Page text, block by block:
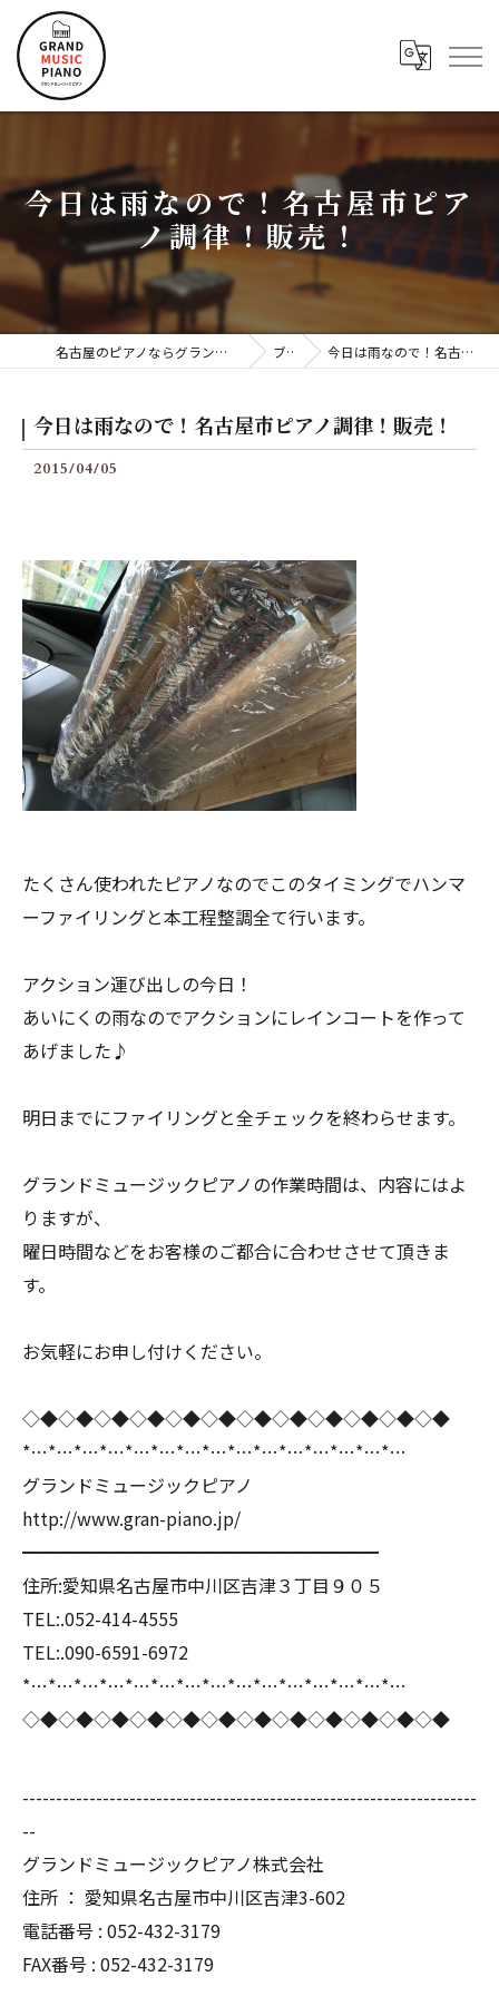
今日は雨なので！名古屋市ピア
ノ調律！販売！
名古屋のピアノならグランドミュージックピアノ株式会社 ブログ 今日は雨なので！名古屋市ピアノ調律！販売！
今日は雨なので！名古屋市ピアノ調律！販売！
2015/04/05
たくさん使われたピアノなのでこのタイミングでハンマ
ーファイリングと本工程整調全て行います。
アクション運び出しの今日！
あいにくの雨なのでアクションにレインコートを作って
あげました♪
明日までにファイリングと全チェックを終わらせます。
グランドミュージックピアノの作業時間は、内容にはよ
りますが、
曜日時間などをお客様のご都合に合わせさせて頂きま
す。
お気軽にお申し付けください。
◇◆◇◆◇◆◇◆◇◆◇◆◇◆◇◆◇◆◇◆◇◆◇◆
*…*…*…*…*…*…*…*…*…*…*…*…*…*…*…
グランドミュージックピアノ
http://www.gran-piano.jp/
━━━━━━━━━━━━━━━━━━━━
住所:愛知県名古屋市中川区吉津３丁目９０５
TEL:.052-414-4555
TEL:.090-6591-6972
*…*…*…*…*…*…*…*…*…*…*…*…*…*…*…
◇◆◇◆◇◆◇◆◇◆◇◆◇◆◇◆◇◆◇◆◇◆◇◆
--------------------------------------------------------------------
--
グランドミュージックピアノ株式会社
住所 ： 愛知県名古屋市中川区吉津3-602
電話番号 : 052-432-3179
FAX番号 : 052-432-3179